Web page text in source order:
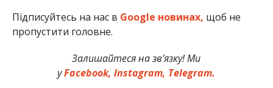
Підписуйтесь на нас в Google новинах, щоб не
пропустити головне.
Залишайтеся на зв’язку! Ми
уFacebook, Instagram, Telegram.